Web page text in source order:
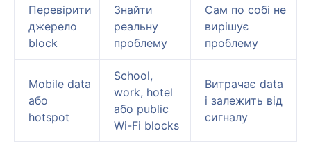
Перевірити
джерело
block
Знайти
реальну
проблему
Сам по собі не
вирішує
проблему
Mobile data
або
hotspot
School,
work, hotel
або public
Wi-Fi blocks
Витрачає data
і залежить від
сигналу